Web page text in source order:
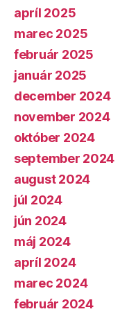
apríl 2025
marec 2025
február 2025
január 2025
december 2024
november 2024
október 2024
september 2024
august 2024
júl 2024
jún 2024
máj 2024
apríl 2024
marec 2024
február 2024